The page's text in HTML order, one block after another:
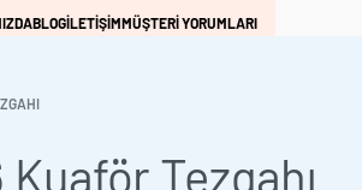
BLOGİLETİŞİMMÜŞTERİ YORUMLARI
Tezgahı